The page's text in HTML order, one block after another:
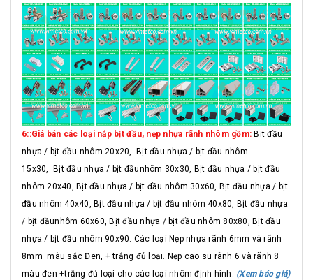
6::Giá bán các loại nắp bịt đầu, nẹp nhựa rãnh nhôm gồm:Bịt đầu
nhựa / bịt đầu nhôm 20x20, Bịt đầu nhựa / bịt đầu nhôm
15x30, Bịt đầu nhựa / bịt đầunhôm 30x30, Bịt đầu nhựa / bịt đầu
nhôm 20x40, Bịt đầu nhựa / bịt đầu nhôm 30x60, Bịt đầu nhựa / bịt
đầu nhôm 40x40, Bịt đầu nhựa / bịt đầu nhôm 40x80, Bịt đầu nhựa
/ bịt đầunhôm 60x60, Bịt đầu nhựa / bịt đầu nhôm 80x80, Bịt đầu
nhựa / bịt đầu nhôm 90x90. Các loại Nẹp nhựa rãnh 6mm và rãnh
8mm màu sắc Đen, + trắng đủ loại. Nẹp cao su rãnh 6 và rãnh 8
màu đen +trắng đủ loại cho các loại nhôm định hình. (Xem báo giá)